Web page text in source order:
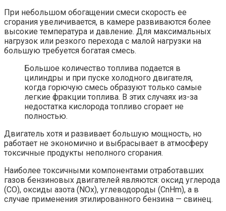
При небольшом обогащении смеси скорость ее
сгорания увеличивается, в камере развиваются более
высокие температура и давление. Для максимальных
нагрузок или резкого перехода с малой нагрузки на
большую требуется богатая смесь.
Большое количество топлива подается в
цилиндры и при пуске холодного двигателя,
когда горючую смесь образуют только самые
легкие фракции топлива. В этих случаях из-за
недостатка кислорода топливо сгорает не
полностью.
Двигатель хотя и развивает большую мощность, но
работает не экономично и выбрасывает в атмосферу
токсичные продукты неполного сгорания.
Наиболее токсичными компонентами отработавших
газов бензиновых двигателей являются: оксид углерода
(СО), оксиды азота (NОx), углеводороды (СnHm), а в
случае применения этилированного бензина — свинец.